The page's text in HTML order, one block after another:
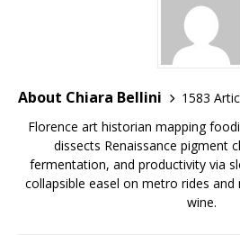
About Chiara Bellini
1583
Florence art historian mapping
dissects Renaissance pigment
fermentation, and productivity via
collapsible easel on metro rides
wine.